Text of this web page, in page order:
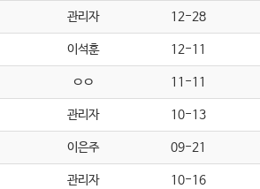
관리자 12-28
이석훈 12-11
ㅇㅇ 11-11
관리자 10-13
이은주 09-21
관리자 10-16